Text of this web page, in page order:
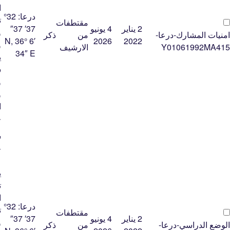
امنيات المشارك-درعا-
Y01061992MA415
2 يناير
2022
4 يونيو
2026
مقتطفات
من
الارشيف
ذكر
درعا:
32°
37′ 37″
N, 36° 6′
34″ E
الوضع الدراسي-درعا-
2 يناير
4 يونيو
مقتطفات
من
ذكر
درعا:
32°
37′ 37″